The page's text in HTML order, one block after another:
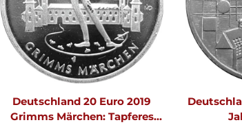
Deutschland 20 Euro 2019
Grimms Märchen: Tapferes